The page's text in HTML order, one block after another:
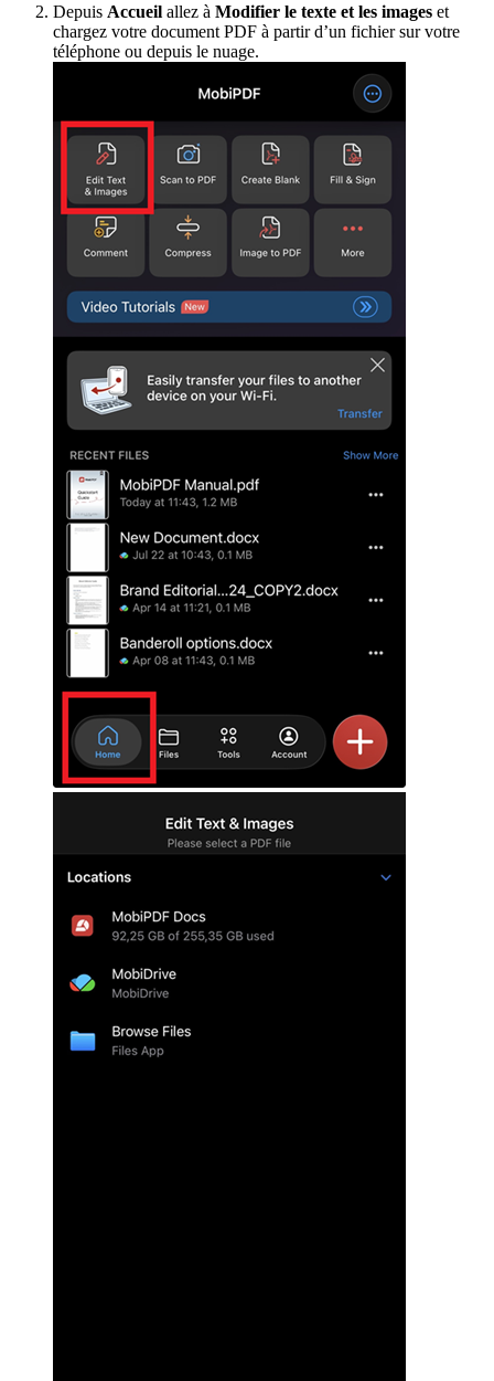
Depuis Accueil allez à Modifier le texte et les images et
chargez votre document PDF à partir d’un fichier sur votre
téléphone ou depuis le nuage.